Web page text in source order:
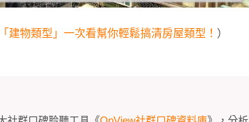
建物類型」一次看幫你輕鬆搞清房屋類型！ ）